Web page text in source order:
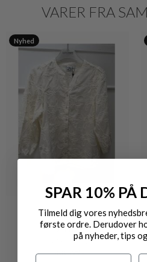
VARER FRA
Nyhed
2-BIZ
MARO BLUSE
DKK 599,-
SPAR 10% PÅ
Tilmeld dig vores
første ordre. Derudover
på nyheder, tips
Navn